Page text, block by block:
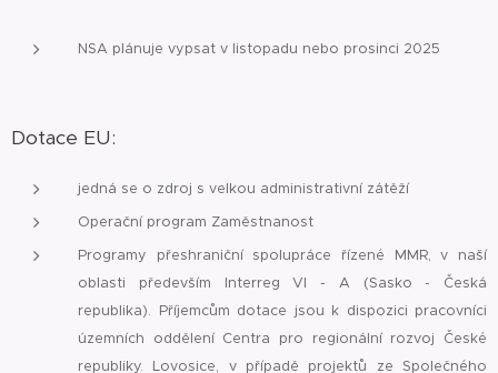
NSA plánuje vypsat v listopadu nebo prosinci 2025
Dotace EU:
jedná se o zdroj s velkou administrativní zátěží
Operační program Zaměstnanost
Programy přeshraniční spolupráce řízené MMR, v naší
oblasti především Interreg VI - A (Sasko - Česká
republika). Příjemcům dotace jsou k dispozici pracovníci
územních oddělení Centra pro regionální rozvoj České
republiky. Lovosice, v případě projektů ze Společného